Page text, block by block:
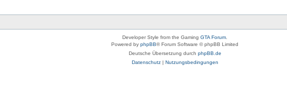
Developer Style from the Gaming GTA Forum
Powered by phpBB® Forum Software © phpBB Limited
Deutsche Übersetzung durch phpBB.de
Datenschutz| Nutzungsbedingungen